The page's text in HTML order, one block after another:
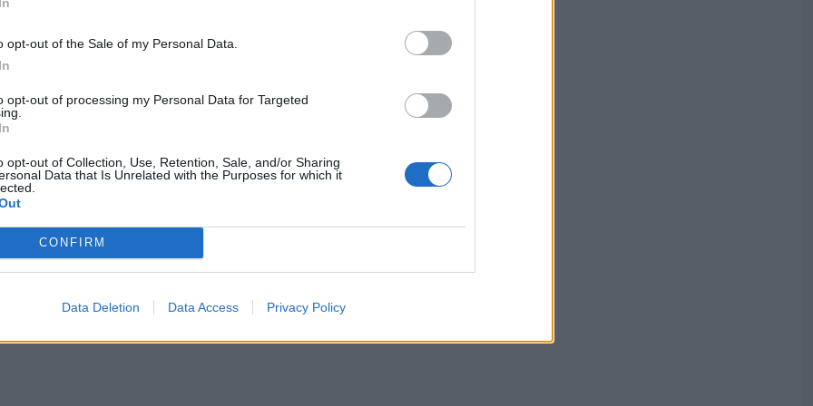
opt-out of the Sale of my Personal Data.
opt-out of processing my Personal Data for Targeted
opt-out of Collection, Use, Retention, Sale, and/or Sharing
Data that Is Unrelated with the Purposes for which it
CONFIRM
Data Deletion Data Access Privacy Policy
marad.
közleménye szerint Elena Udrea
panaszkodott, ezért kihívták a
mentőorvos megvizsgálta a volt
kórházba szállítja a beteget. Ezután
végre, „és az élete egy pillanatig
a közleményben, amely szerint a
kiutalják a kórházból.